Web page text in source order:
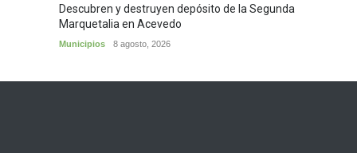
Descubren y destruyen depósito de la Segunda
Marquetalia en Acevedo
Municipios 8 agosto, 2026